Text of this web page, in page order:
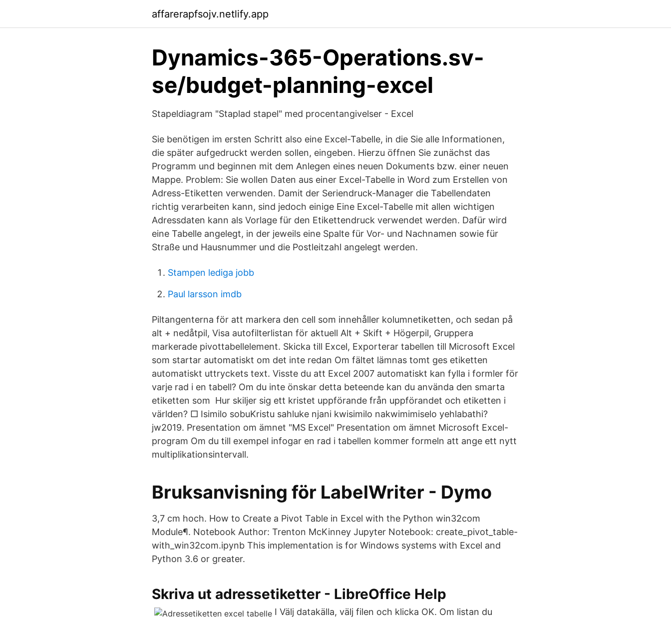
affarerapfsojv.netlify.app
Dynamics-365-Operations.sv-
se/budget-planning-excel
Stapeldiagram "Staplad stapel" med procentangivelser - Excel
Sie benötigen im ersten Schritt also eine Excel-Tabelle, in die Sie alle Informationen,
die später aufgedruckt werden sollen, eingeben. Hierzu öffnen Sie zunächst das
Programm und beginnen mit dem Anlegen eines neuen Dokuments bzw. einer neuen
Mappe. Problem: Sie wollen Daten aus einer Excel-Tabelle in Word zum Erstellen von
Adress-Etiketten verwenden. Damit der Seriendruck-Manager die Tabellendaten
richtig verarbeiten kann, sind jedoch einige Eine Excel-Tabelle mit allen wichtigen
Adressdaten kann als Vorlage für den Etikettendruck verwendet werden. Dafür wird
eine Tabelle angelegt, in der jeweils eine Spalte für Vor- und Nachnamen sowie für
Straße und Hausnummer und die Postleitzahl angelegt werden.
Stampen lediga jobb
Paul larsson imdb
Piltangenterna för att markera den cell som innehåller kolumnetiketten, och sedan på
alt + nedåtpil, Visa autofilterlistan för aktuell Alt + Skift + Högerpil, Gruppera
markerade pivottabellelement. Skicka till Excel, Exporterar tabellen till Microsoft Excel
som startar automatiskt om det inte redan Om fältet lämnas tomt ges etiketten
automatiskt uttryckets text. Visste du att Excel 2007 automatiskt kan fylla i formler för
varje rad i en tabell? Om du inte önskar detta beteende kan du använda den smarta
etiketten som Hur skiljer sig ett kristet uppförande från uppförandet och etiketten i
världen? □ Isimilo sobuKristu sahluke njani kwisimilo nakwimimiselo yehlabathi?
jw2019. Presentation om ämnet "MS Excel" Presentation om ämnet Microsoft Excel-
program Om du till exempel infogar en rad i tabellen kommer formeln att ange ett nytt
multiplikationsintervall.
Bruksanvisning för LabelWriter - Dymo
3,7 cm hoch. How to Create a Pivot Table in Excel with the Python win32com
Module¶. Notebook Author: Trenton McKinney Jupyter Notebook: create_pivot_table-
with_win32com.ipynb This implementation is for Windows systems with Excel and
Python 3.6 or greater.
Skriva ut adressetiketter - LibreOffice Help
I Välj datakälla, välj filen och klicka OK. Om listan du